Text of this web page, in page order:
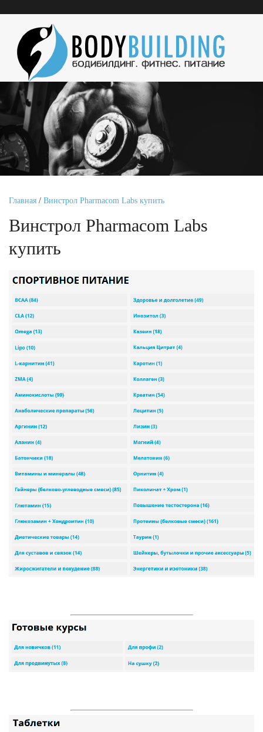
Главная / Винстрол Pharmacom Labs купить
Винстрол Pharmacom Labs
купить